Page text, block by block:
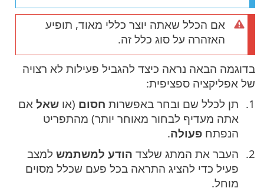
אם הכלל שאתה יוצר כללי מאוד, תופיע
האזהרה על סוג כלל זה.
בדוגמה הבאה נראה כיצד להגביל פעילות לא רצויה
של אפליקציה ספציפית:
תן לכלל שם ובחר באפשרות חסום (או שאל אם
אתה מעדיף לבחור מאוחר יותר) מהתפריט
הנפתח פעולה.
העבר את המתג שלצד הודע למשתמש למצב
פעיל כדי להציג התראה בכל פעם שכלל מסוים
מוחל.